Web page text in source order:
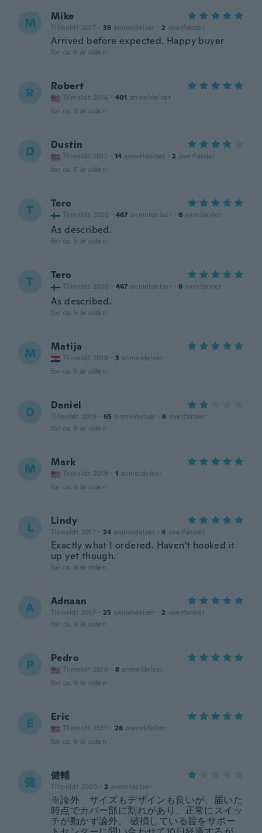
M Mike
Tilmeldt 2017 · 39 anmeldelser · 2 overførsler
Arrived before expected. Happy buyer
for ca. 5 år siden
R Robert
Tilmeldt 2016 · 401 anmeldelser
for ca. 5 år siden
D Dustin
Tilmeldt 2017 · 14 anmeldelser · 2 overførsler
for ca. 5 år siden
T Tero
Tilmeldt 2020 · 467 anmeldelser · 6 overførsler
As described.
for ca. 5 år siden
T Tero
Tilmeldt 2020 · 467 anmeldelser · 6 overførsler
As described.
for ca. 5 år siden
M Matija
Tilmeldt 2018 · 3 anmeldelser
for ca. 5 år siden
D Daniel
Tilmeldt 2018 · 65 anmeldelser · 6 overførsler
for ca. 6 år siden
M Mark
Tilmeldt 2019 · 1 anmeldelser
for ca. 6 år siden
L Lindy
Tilmeldt 2017 · 24 anmeldelser · 4 overførsler
Exactly what I ordered. Haven't hooked it
up yet though.
for ca. 6 år siden
A Adnaan
Tilmeldt 2017 · 25 anmeldelser · 2 overførsler
for ca. 6 år siden
P Pedro
Tilmeldt 2018 · 8 anmeldelser
for ca. 6 år siden
E Eric
Tilmeldt 2017 · 28 anmeldelser
for ca. 6 år siden
健 健輔
Tilmeldt 2020 · 2 anmeldelser
※論外 サイズもデザインも良いが、届いた
時点でカバー部に割れがあり、正常にスイッ
チが動かず論外。 破損している旨をサポー